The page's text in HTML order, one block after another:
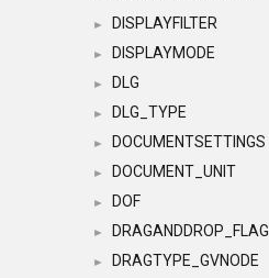
► DISPLAYFILTER
► DISPLAYMODE
► DLG
► DLG_TYPE
► DOCUMENTSETTINGS
► DOCUMENT_UNIT
► DOF
► DRAGANDDROP_FLAG
► DRAGTYPE_GVNODE